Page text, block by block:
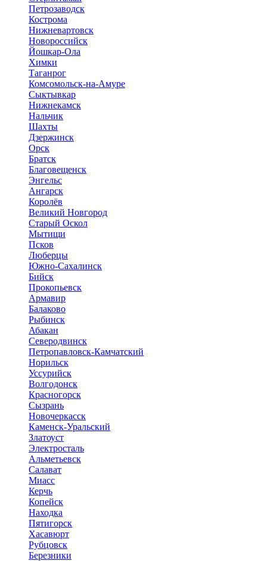
Петрозаводск
Кострома
Нижневартовск
Новороссийск
Йошкар-Ола
Химки
Таганрог
Комсомольск-на-Амуре
Сыктывкар
Нижнекамск
Нальчик
Шахты
Дзержинск
Орск
Братск
Благовещенск
Энгельс
Ангарск
Королёв
Великий Новгород
Старый Оскол
Мытищи
Псков
Люберцы
Южно-Сахалинск
Бийск
Прокопьевск
Армавир
Балаково
Рыбинск
Абакан
Северодвинск
Петропавловск-Камчатский
Норильск
Уссурийск
Волгодонск
Красногорск
Сызрань
Новочеркасск
Каменск-Уральский
Златоуст
Электросталь
Альметьевск
Салават
Миасс
Керчь
Копейск
Находка
Пятигорск
Хасавюрт
Рубцовск
Березники